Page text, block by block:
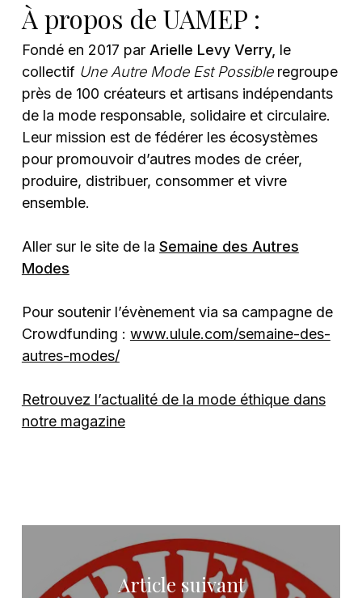
À propos de UAMEP :
Fondé en 2017 par Arielle Levy Verry, le
collectif Une Autre Mode Est Possible regroupe
près de 100 créateurs et artisans indépendants
de la mode responsable, solidaire et circulaire.
Leur mission est de fédérer les écosystèmes
pour promouvoir d’autres modes de créer,
produire, distribuer, consommer et vivre
ensemble.
Aller sur le site de la Semaine des Autres
Modes
Pour soutenir l’évènement via sa campagne de
Crowdfunding : www.ulule.com/semaine-des-
autres-modes/
Retrouvez l’actualité de la mode éthique dans
notre magazine
Article suivant